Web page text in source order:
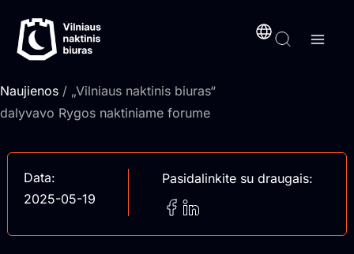
prie
turinio
Naujienos / „Vilniaus naktinis biuras“
dalyvavo Rygos naktiniame forume
Data:
2025-05-19
Pasidalinkite su draugais: